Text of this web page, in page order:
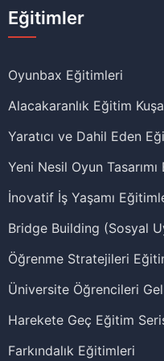
Eğitimler
Oyunbax Eğitimleri
Alacakaranlık Eğitim
Yaratıcı ve Dahil Eden
Yeni Nesil Oyun
İnovatif İş Yaşamı
Bridge Building (Sosyal
Öğrenme Stratejileri
Üniversite Öğrencileri
Harekete Geç Eğitim
Farkındalık Eğitimleri